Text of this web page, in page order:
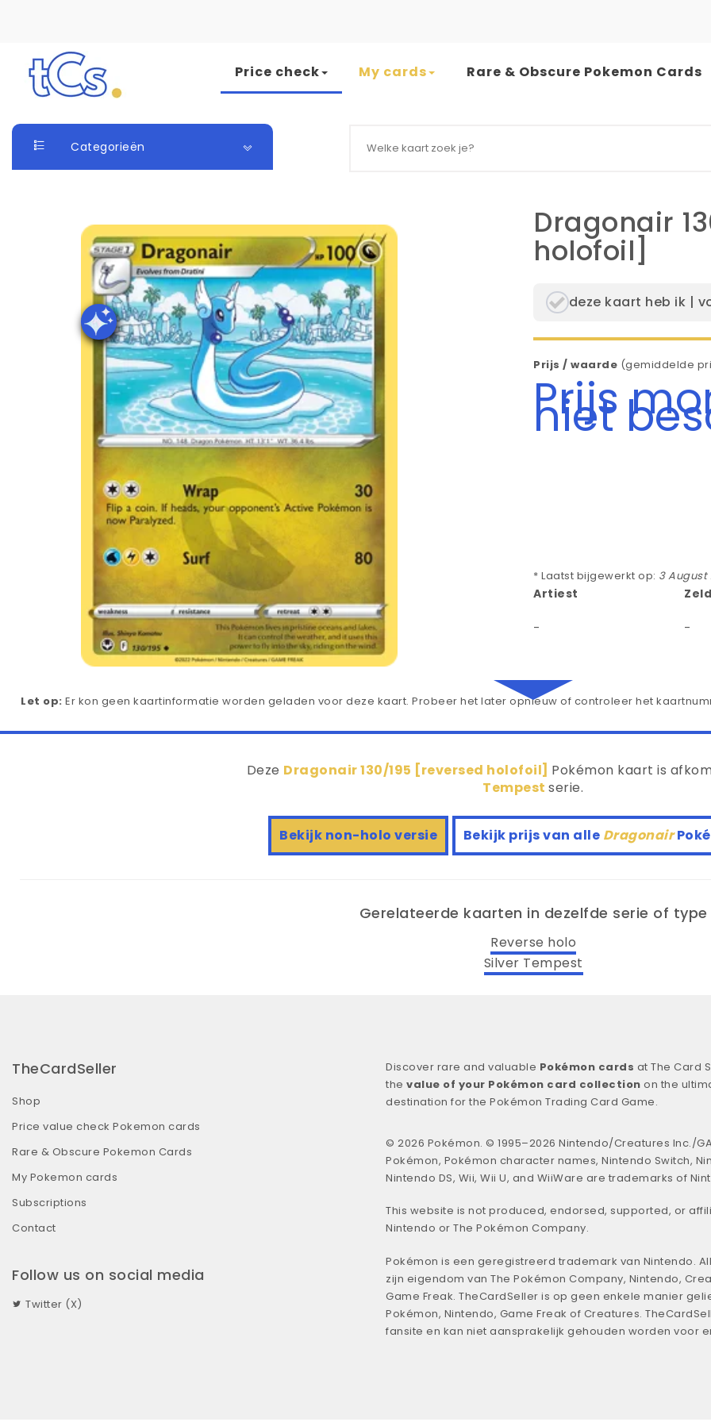
Skip to content
Price check My cards Rare & Obscure Pokemon Cards
Categorieën
Dragonair
holofoil]
deze kaart heb ik |
Prijs / waarde (gemiddelde
Prijs
niet
* Laatst bijgewerkt op: 3 August
Artiest
- -
Let op: Er kon geen kaartinformatie worden geladen voor deze kaart. Probeer het later opnieuw of controleer het
Deze Dragonair 130/195 [reversed holofoil] Pokémon kaart is
Tempestserie.
Bekijk non-holo versie Bekijk prijs van alle Dragonair
Gerelateerde kaarten in dezelfde serie of type
Reverse holo
Silver Tempest
TheCardSeller
Shop
Price value check Pokemon cards
Rare & Obscure Pokemon Cards
My Pokemon cards
Subscriptions
Contact
Follow us on social media
Twitter (X)
Discover rare and valuable Pokémon cards at The Card
the value of your Pokémon card collection on the
destination for the Pokémon Trading Card Game.
© 2026 Pokémon. © 1995–2026 Nintendo/Creatures Inc./
Pokémon, Pokémon character names, Nintendo Switch,
Nintendo DS, Wii, Wii U, and WiiWare are trademarks of
This website is not produced, endorsed, supported, or
Nintendo or The Pokémon Company.
Pokémon is een geregistreerd trademark van Nintendo.
zijn eigendom van The Pokémon Company, Nintendo,
Game Freak. TheCardSeller is op geen enkele manier
Pokémon, Nintendo, Game Freak of Creatures.
fansite en kan niet aansprakelijk gehouden worden voor